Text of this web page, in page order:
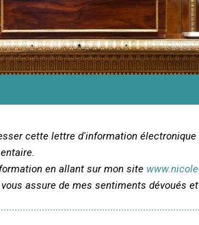
cette lettre d'information électronique
en allant sur mon site
assure de mes sentiments dévoués